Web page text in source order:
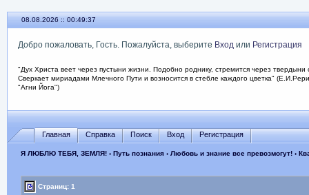
08.08.2026 :: 00:49:38
Добро пожаловать, Гость. Пожалуйста, выберите Входили Регистрация
"Дух Христа веет через пустыни жизни. Подобно роднику, стремится через твердыни
Сверкает мириадами Млечного Пути и возносится в стебле каждого цветка"
"Агни Йога")
Главная Справка Поиск Вход Регистрация
Я ЛЮБЛЮ ТЕБЯ, ЗЕМЛЯ!› Путь познания› Любовь и знание все превозмогут!›
Страниц: 1